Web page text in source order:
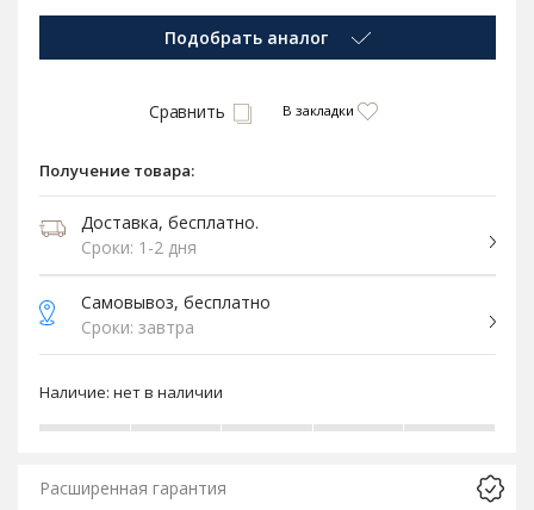
Подобрать аналог
Сравнить В закладки
Получение товара:
Доставка, бесплатно.
Сроки: 1-2 дня
Самовывоз, бесплатно
Сроки: завтра
Наличие: нет в наличии
Расширенная гарантия